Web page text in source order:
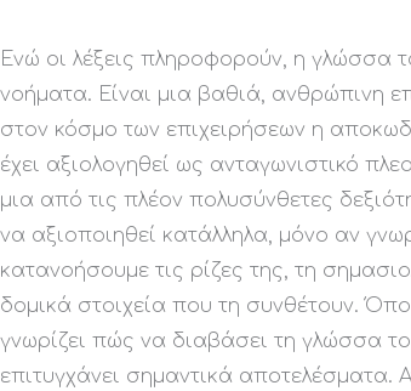
Ενώ οι λέξεις πληροφορούν, η γλώσσα
νοήματα. Είναι μια βαθιά, ανθρώπινη
στον κόσμο των επιχειρήσεων η
έχει αξιολογηθεί ως ανταγωνιστικό
μια από τις πλέον πολυσύνθετες
να αξιοποιηθεί κατάλληλα, μόνο αν
κατανοήσουμε τις ρίζες της, τη
δομικά στοιχεία που τη συνθέτουν.
γνωρίζει πώς να διαβάσει τη γλώσσα
επιτυγχάνει σημαντικά αποτελέσματα.